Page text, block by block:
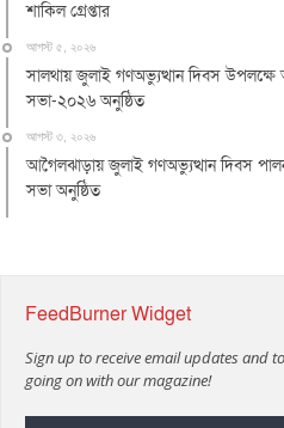
শাকিল গ্রেপ্তার
আগস্ট ৫, ২০২৬
সালথায় জুলাই গণঅভ্যুত্থান দিবস
সভা-২০২৬ অনুষ্ঠিত
আগস্ট ৩, ২০২৬
আগৈলঝাড়ায় জুলাই গণঅভ্যুত্থান দিবস
সভা অনুষ্ঠিত
FeedBurner Widget
Sign up to receive email updates and
going on with our magazine!